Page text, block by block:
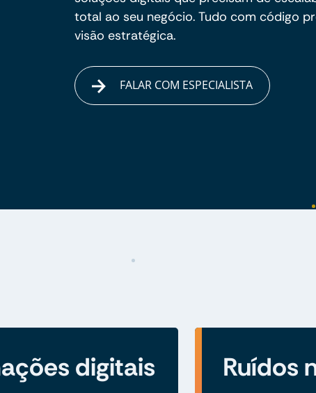
total ao seu negócio. Tudo com código
visão estratégica.
FALAR COM ESPECIALISTA
digitais
Ruídos